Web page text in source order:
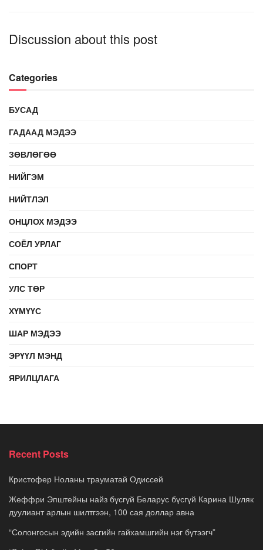
Discussion about this post
Categories
БУСАД
ГАДААД МЭДЭЭ
ЗӨВЛӨГӨӨ
НИЙГЭМ
НИЙТЛЭЛ
ОНЦЛОХ МЭДЭЭ
СОЁЛ УРЛАГ
СПОРТ
УЛС ТӨР
ХҮМҮҮС
ШАР МЭДЭЭ
ЭРҮҮЛ МЭНД
ЯРИЛЦЛАГА
Recent Posts
Кристофер Ноланы трауматай Одиссей
Жеффри Эпштейны найз бүсгүй Беларус бүсгүй Карина Шуляк
дуулиант арлын шилтгээн, 100 сая доллар авна
“Солонгосын эдийн засгийн гайхамшгийн нэг бүтээгч”